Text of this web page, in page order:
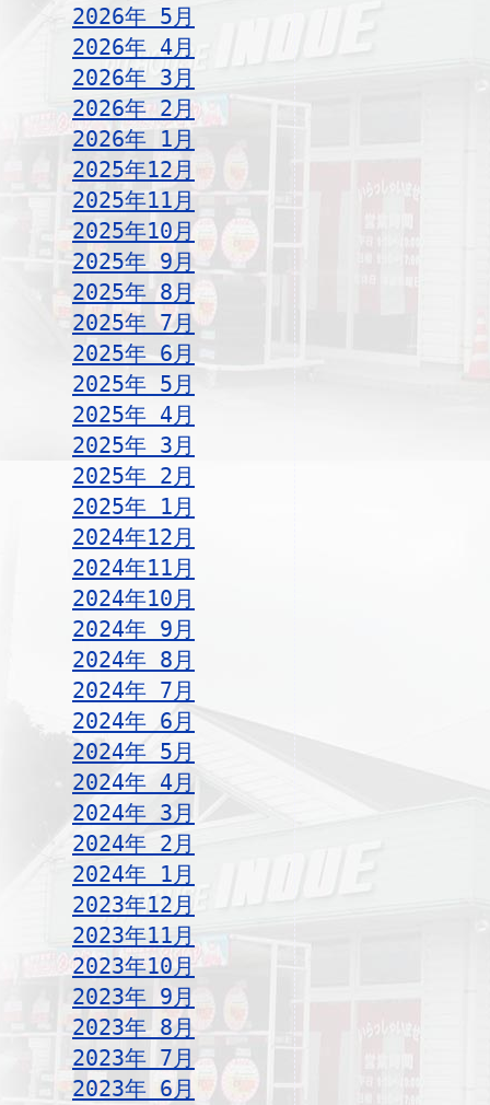
2026年 5月
2026年 4月
2026年 3月
2026年 2月
2026年 1月
2025年12月
2025年11月
2025年10月
2025年 9月
2025年 8月
2025年 7月
2025年 6月
2025年 5月
2025年 4月
2025年 3月
2025年 2月
2025年 1月
2024年12月
2024年11月
2024年10月
2024年 9月
2024年 8月
2024年 7月
2024年 6月
2024年 5月
2024年 4月
2024年 3月
2024年 2月
2024年 1月
2023年12月
2023年11月
2023年10月
2023年 9月
2023年 8月
2023年 7月
2023年 6月